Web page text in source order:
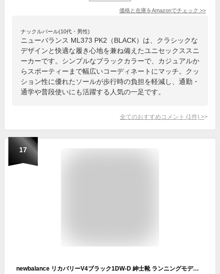
価格と在庫をAmazonでチェック >>
ナックルバール(10代・男性)
ニューバランス ML373 PK2（BLACK）は、クラシックな
デザインと快適な履き心地を兼ね備えたユニセックススニ
ーカーです。シンプルなブラックカラーで、カジュアルか
らスポーティーまで幅広いコーディネートにマッチ。クッ
ション性に優れたソールが歩行時の負担を軽減し、通勤・
通学や普段使いにも活躍する人気の一足です。
全てのおすすめコメント (1 件) >
17
newbalance リカバリーV4ブラック1DW-D 紳士靴 ランニングモデル RCVRY SPORT v4 NB スリッポンモデル メンズスニーカー ウォッシャブル ニューバランス 洗濯機丸洗い ウォーキング スポーツシューズ スリッポン スリップオンモデル MCVRY1DW